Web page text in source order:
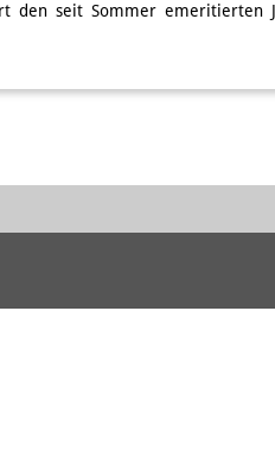
den seit Sommer emeritierten